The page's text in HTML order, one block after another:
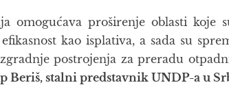
omogućava proširenje oblasti koje
kao isplativa, a sada su
postrojenja za preradu
Beriš, stalni predstavnik UNDP-a u